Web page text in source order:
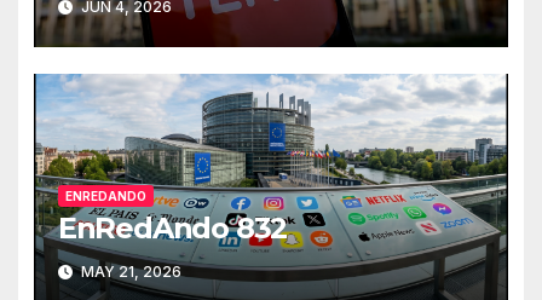
JUN 4, 2026
ENREDANDO
EnRedAndo 832
MAY 21, 2026